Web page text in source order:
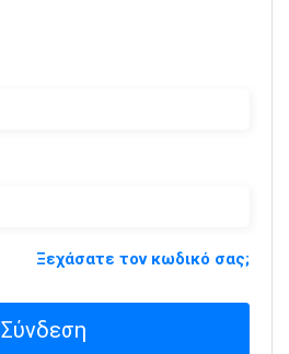
Ξεχάσατε τον κωδικό σας;
Σύνδεση